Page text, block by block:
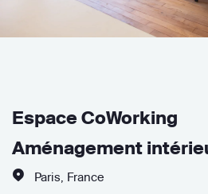
Espace CoWorking
Aménagement
Paris France